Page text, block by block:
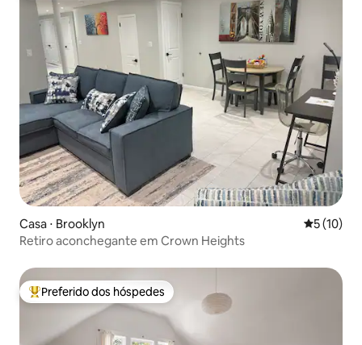
Casa ⋅ Brooklyn 5 de uma
5 (10)
Retiro aconchegante em Crown Heights
Entre os melhores preferidos dos hóspedes
Preferido dos hóspedes